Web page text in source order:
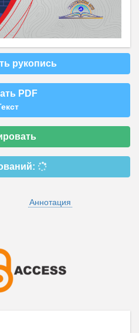
рукопись
PDF
Аннотация